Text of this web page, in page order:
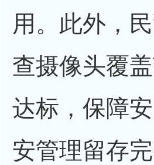
用。此外，
查摄像头覆
达标，保障
安管理留存完